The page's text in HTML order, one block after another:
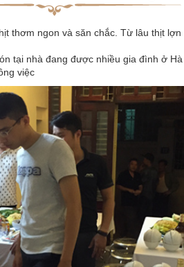
thơm ngon và săn chắc. Từ lâu thịt
tại nhà đang được nhiều gia đình ở
việc